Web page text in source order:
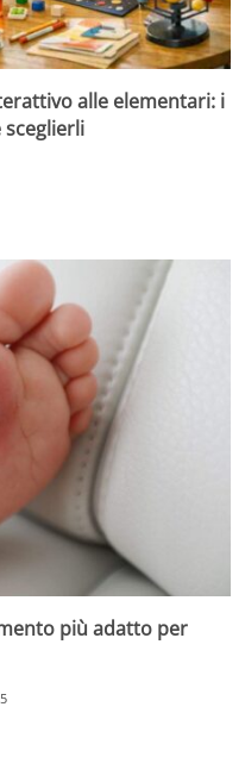
alle elementari: i
più adatto per